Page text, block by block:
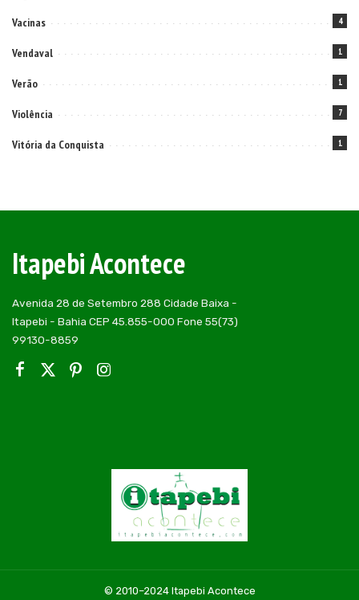
Vacinas 4
Vendaval 1
Verão 1
Violência 7
Vitória da Conquista 1
Itapebi Acontece
Avenida 28 de Setembro 288 Cidade Baixa -
Itapebi - Bahia CEP 45.855-000 Fone 55(73)
99130-8859
© 2010–2024 Itapebi Acontece